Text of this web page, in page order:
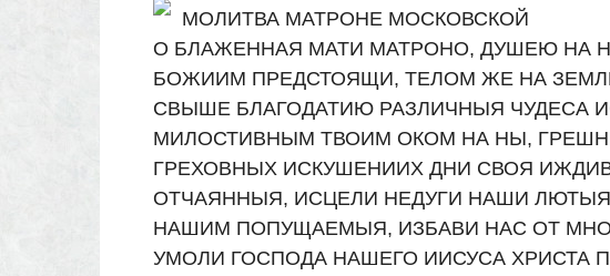
МОЛИТВА МАТРОНЕ МОСКОВСКОЙ
О БЛАЖЕННАЯ МАТИ МАТРОНО, ДУШЕЮ НА
БОЖИИМ ПРЕДСТОЯЩИ, ТЕЛОМ ЖЕ НА
СВЫШЕ БЛАГОДАТИЮ РАЗЛИЧНЫЯ ЧУДЕСА
МИЛОСТИВНЫМ ТВОИМ ОКОМ НА НЫ,
ГРЕХОВНЫХ ИСКУШЕНИИХ ДНИ СВОЯ
ОТЧАЯННЫЯ, ИСЦЕЛИ НЕДУГИ НАШИ
НАШИМ ПОПУЩАЕМЫЯ, ИЗБАВИ НАС ОТ
УМОЛИ ГОСПОДА НАШЕГО ИИСУСА ХРИСТА